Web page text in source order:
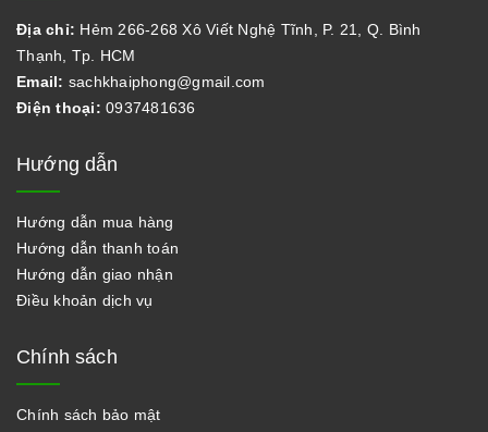
Địa chỉ: Hẻm 266-268 Xô Viết Nghệ Tĩnh, P. 21, Q. Bình
Thạnh, Tp. HCM
Email: sachkhaiphong@gmail.com
Điện thoại: 0937481636
Hướng dẫn
Hướng dẫn mua hàng
Hướng dẫn thanh toán
Hướng dẫn giao nhận
Điều khoản dịch vụ
Chính sách
Chính sách bảo mật